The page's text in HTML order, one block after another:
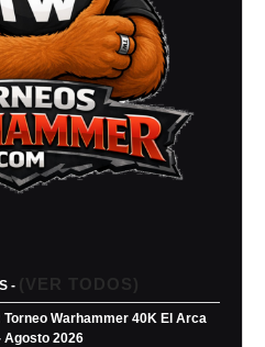
- (VER TODOS)
Warhammer 40K El Arca
Agosto 2026